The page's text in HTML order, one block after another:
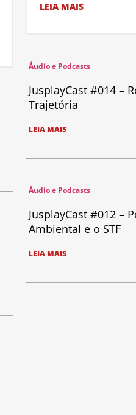
LEIA MAIS
Áudio e Podcasts
JusplayCast #014 –
Trajetória
LEIA MAIS
Áudio e Podcasts
JusplayCast #012 –
Ambiental e o STF
LEIA MAIS